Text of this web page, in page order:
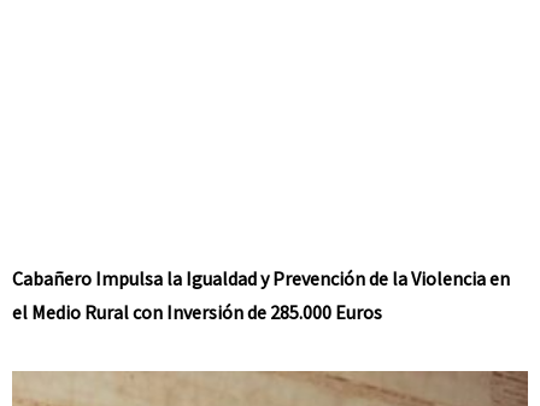
Cabañero Impulsa la Igualdad y Prevención de la Violencia en
el Medio Rural con Inversión de 285.000 Euros